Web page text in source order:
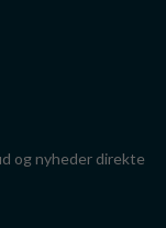
og nyheder direkte